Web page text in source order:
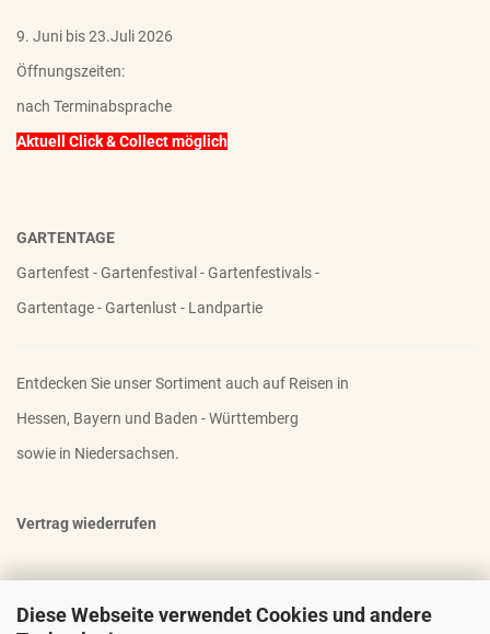
Diese Webseite verwendet Cookies und andere
9. Juni bis 23.Juli 2026
Öffnungszeiten:
nach Terminabsprache
Aktuell Click & Collect möglich
GARTENTAGE
Gartenfest - Gartenfestival - Gartenfestivals -
Gartentage - Gartenlust - Landpartie
Entdecken Sie unser Sortiment auch auf Reisen in
Hessen, Bayern und Baden - Württemberg
sowie in Niedersachsen.
Vertrag wiederrufen
OTTO - DER FAMOSE STAUDENHALTER